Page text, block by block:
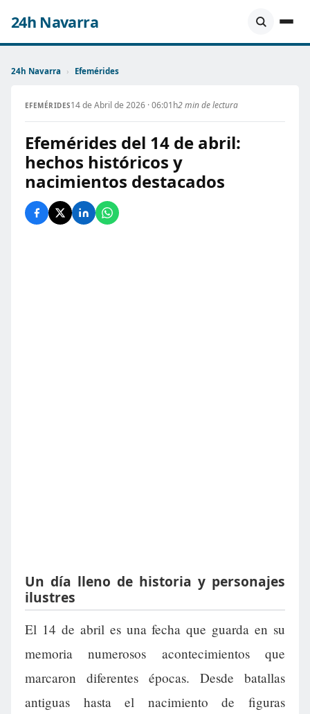
24h Navarra
24h Navarra › Efemérides
EFEMÉRIDES14 de Abril de 2026 · 06:01h2 min de lectura
Efemérides del 14 de abril:
hechos históricos y
nacimientos destacados
Un día lleno de historia y personajes
ilustres
El 14 de abril es una fecha que guarda en su
memoria numerosos acontecimientos que
marcaron diferentes épocas. Desde batallas
antiguas hasta el nacimiento de figuras